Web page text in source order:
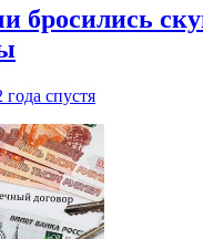
бросились
года спустя